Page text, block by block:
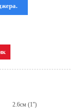
2.6см (1'')